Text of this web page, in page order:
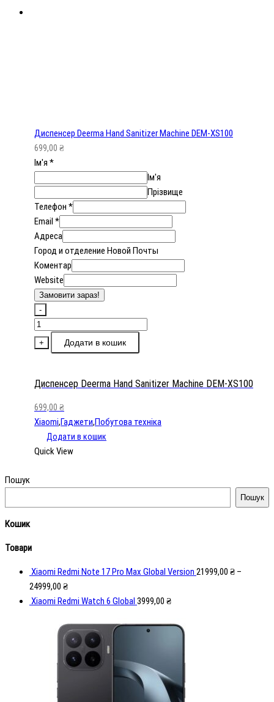
Диспенсер Deerma Hand Sanitizer Machine DEM-XS100
699,00 ₴
Ім'я *
Ім'я
Прізвище
Телефон *
Email *
Адреса
Город и отделение Новой Почты
Коментар
Website
Замовити зараз!
-
Диспенсер
Deerma
Hand
Machine
XS100
кількість
+ Додати в кошик
Диспенсер Deerma Hand Sanitizer Machine DEM-XS100
699,00 ₴
Xiaomi,Гаджети,Побутова техніка
Додати в кошик
Quick View
Пошук
Пошук
Кошик
Товари
Xiaomi Redmi Note 17 Pro Max Global Version 21999,00 ₴ –
24999,00 ₴
Xiaomi Redmi Watch 6 Global 3999,00 ₴